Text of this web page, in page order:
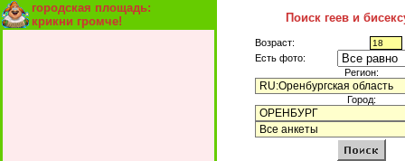
городская площадь:
крикни громче!
Поиск геев и
Возраст:
Есть фото:
Регион:
Город: